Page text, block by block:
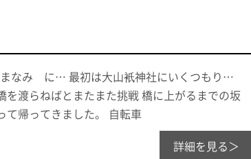
まなみ に… 最初は大山衹神社にいくつもり…
渡らねばとまたまた挑戦 橋に上がるまでの坂
帰ってきました。 自転車
詳細を見る＞